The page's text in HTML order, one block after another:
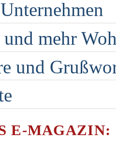
und mehr
und
E-MAGAZIN: